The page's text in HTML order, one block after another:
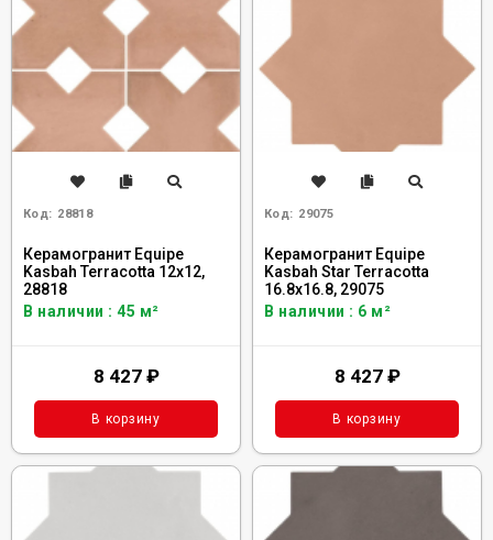
Код: 28818
Керамогранит Equipe
Kasbah Terracotta 12x12,
28818
В наличии : 45 м²
8 427 ₽
В корзину
Код: 29075
Керамогранит Equipe
Kasbah Star Terracotta
16.8x16.8, 29075
В наличии : 6 м²
8 427 ₽
В корзину